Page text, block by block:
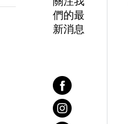
們的最
新消息